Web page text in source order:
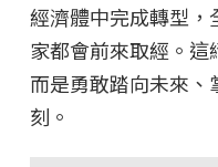
經濟體中完成轉型，
家都會前來取經。這
而是勇敢踏向未來
刻。